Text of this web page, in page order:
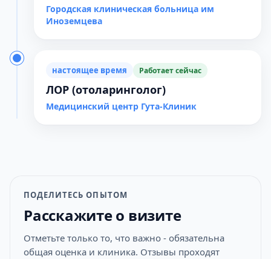
Городская клиническая больница им
Иноземцева
настоящее время Работает сейчас
ЛОР (отоларинголог)
Медицинский центр Гута-Клиник
ПОДЕЛИТЕСЬ ОПЫТОМ
Расскажите о визите
Отметьте только то, что важно - обязательна
общая оценка и клиника. Отзывы проходят